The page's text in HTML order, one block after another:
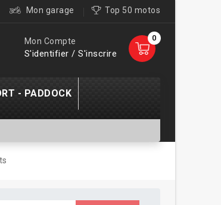
Mon garage Top 50 motos
0
Mon Compte
S'identifier / S'inscrire
- PADDOCK